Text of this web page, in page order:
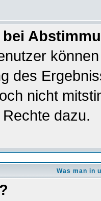
des
nicht
dazu.
Was man in